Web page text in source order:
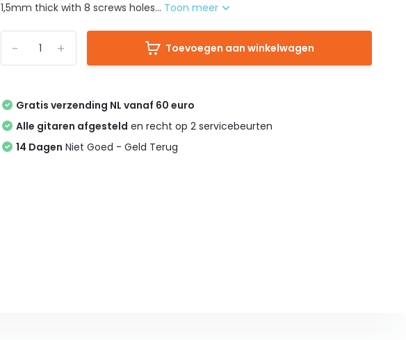
1,5mm thick with 8 screws holes... Toon meer
+
- Toevoegen aan winkelwagen
Gratis verzending NL vanaf 60 euro
Alle gitaren afgesteld en recht op 2 servicebeurten
14 Dagen Niet Goed - Geld Terug